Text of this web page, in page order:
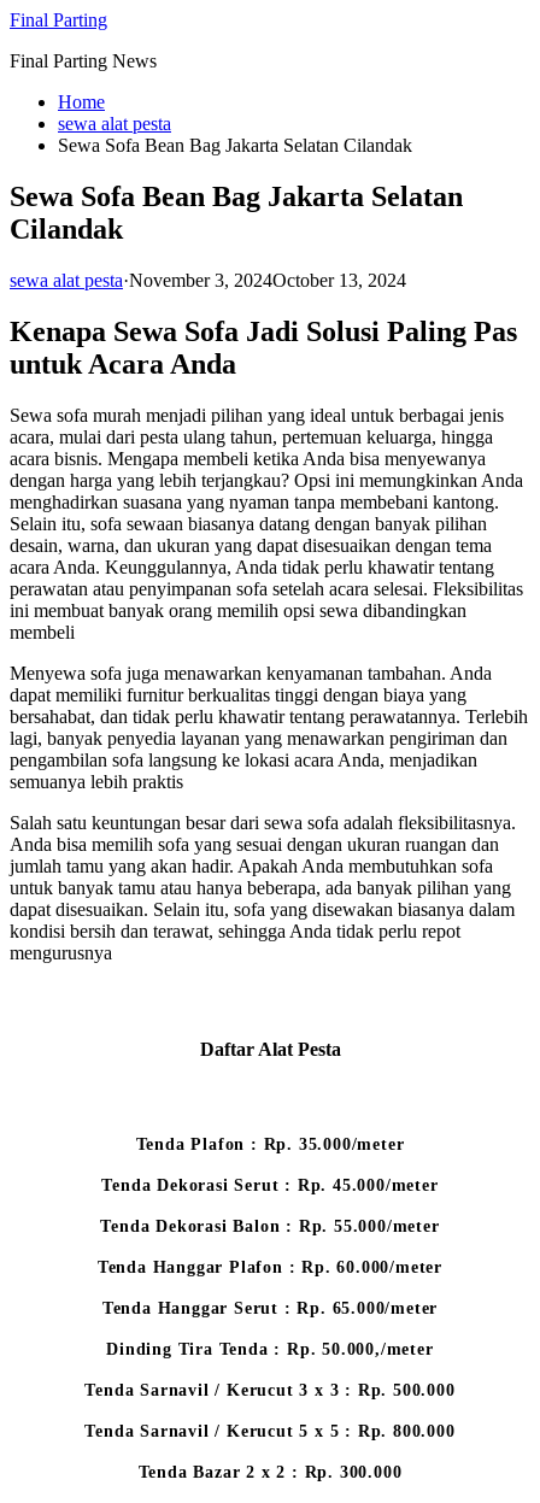
Skip
content
Final Parting
Final Parting News
Home
sewa alat pesta
Sewa Sofa Bean Bag Jakarta Selatan Cilandak
Sewa Sofa Bean Bag Jakarta Selatan
Cilandak
sewa alat pesta·November 3, 2024October 13, 2024
Kenapa Sewa Sofa Jadi Solusi Paling Pas
untuk Acara Anda
Sewa sofa murah menjadi pilihan yang ideal untuk berbagai jenis
acara, mulai dari pesta ulang tahun, pertemuan keluarga, hingga
acara bisnis. Mengapa membeli ketika Anda bisa menyewanya
dengan harga yang lebih terjangkau? Opsi ini memungkinkan Anda
menghadirkan suasana yang nyaman tanpa membebani kantong.
Selain itu, sofa sewaan biasanya datang dengan banyak pilihan
desain, warna, dan ukuran yang dapat disesuaikan dengan tema
acara Anda. Keunggulannya, Anda tidak perlu khawatir tentang
perawatan atau penyimpanan sofa setelah acara selesai. Fleksibilitas
ini membuat banyak orang memilih opsi sewa dibandingkan
membeli
Menyewa sofa juga menawarkan kenyamanan tambahan. Anda
dapat memiliki furnitur berkualitas tinggi dengan biaya yang
bersahabat, dan tidak perlu khawatir tentang perawatannya. Terlebih
lagi, banyak penyedia layanan yang menawarkan pengiriman dan
pengambilan sofa langsung ke lokasi acara Anda, menjadikan
semuanya lebih praktis
Salah satu keuntungan besar dari sewa sofa adalah fleksibilitasnya.
Anda bisa memilih sofa yang sesuai dengan ukuran ruangan dan
jumlah tamu yang akan hadir. Apakah Anda membutuhkan sofa
untuk banyak tamu atau hanya beberapa, ada banyak pilihan yang
dapat disesuaikan. Selain itu, sofa yang disewakan biasanya dalam
kondisi bersih dan terawat, sehingga Anda tidak perlu repot
mengurusnya
Daftar Alat Pesta
Tenda Plafon : Rp. 35.000/meter
Tenda Dekorasi Serut : Rp. 45.000/meter
Tenda Dekorasi Balon : Rp. 55.000/meter
Tenda Hanggar Plafon : Rp. 60.000/meter
Tenda Hanggar Serut : Rp. 65.000/meter
Dinding Tira Tenda : Rp. 50.000,/meter
Tenda Sarnavil / Kerucut 3 x 3 : Rp. 500.000
Tenda Sarnavil / Kerucut 5 x 5 : Rp. 800.000
Tenda Bazar 2 x 2 : Rp. 300.000